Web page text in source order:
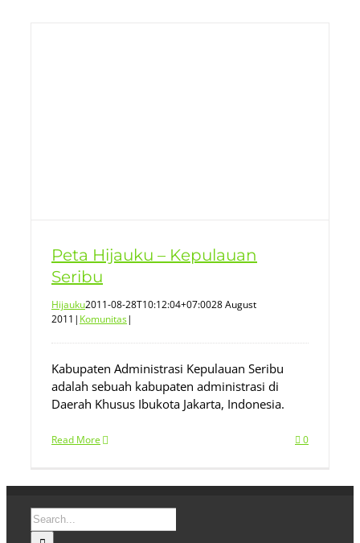
Peta Hijauku – Kepulauan
Seribu
Hijauku2011-08-28T10:12:04+07:0028 August
2011 | Komunitas|
Kabupaten Administrasi Kepulauan Seribu
adalah sebuah kabupaten administrasi di
Daerah Khusus Ibukota Jakarta, Indonesia.
Read More 0
Search
for: